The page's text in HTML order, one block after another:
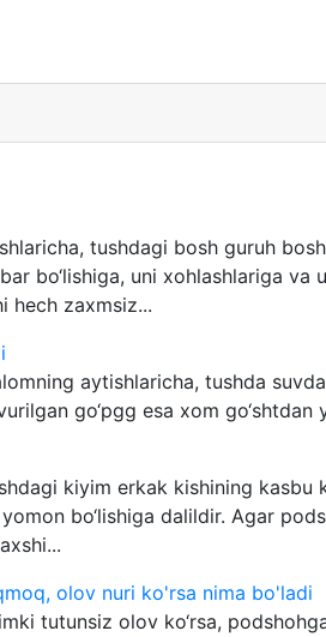
tushdagi bosh guruh
bo‘lishiga, uni xohlashlariga va
hech zaxmsiz...
aytishlaricha, tushda
go‘pgg esa xom go‘shtdan
kiyim erkak kishining kasbu
bo‘lishiga dalildir. Agar
olov nuri ko'rsa nima bo'ladi
tutunsiz olov ko‘rsa,